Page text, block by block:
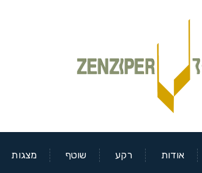
אודות רקע שוטף מצגות